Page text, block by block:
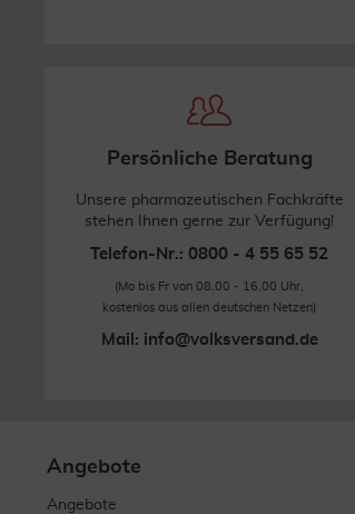
Persönliche Beratung
Unsere pharmazeutischen Fachkräfte
stehen Ihnen gerne zur Verfügung!
Telefon-Nr.: 0800 - 4 55 65 52
(Mo bis Fr von 08.00 - 16.00 Uhr,
kostenlos aus allen deutschen Netzen)
Mail: info@volksversand.de
Angebote
Angebote